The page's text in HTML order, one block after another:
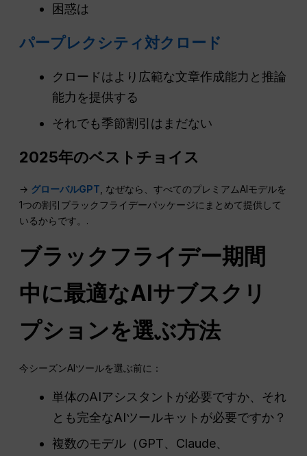
困惑は
パープレクシティ対クロード
クロードはより広範な文章作成能力と推論
能力を提供する
それでも季節割引はまだない
2025年のベストチョイス
→ グローバルGPT , なぜなら、すべてのプレミアムAIモデルを
1つの割引ブラックフライデーパッケージにまとめて提供して
いるからです。.
ブラックフライデー期間
中に最適なAIサブスクリ
プションを選ぶ方法
今シーズンAIツールを選ぶ前に：
単体のAIアシスタントが必要ですか、それ
とも完全なAIツールキットが必要ですか？
複数のモデル（GPT、Claude、